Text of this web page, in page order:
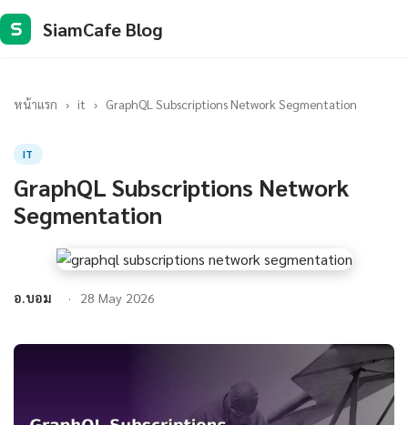
S SiamCafe Blog
หน้าแรก › it › GraphQL Subscriptions Network Segmentation
IT
GraphQL Subscriptions Network
Segmentation
อ.บอม 28 May 2026